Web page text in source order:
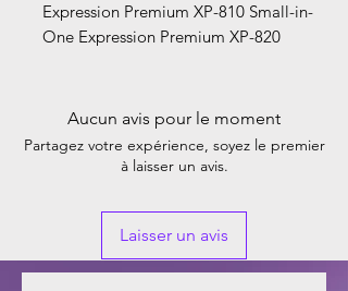
Expression Premium XP-810 Small-in-
One Expression Premium XP-820
Aucun avis pour le moment
Partagez votre expérience, soyez le premier
à laisser un avis.
Laisser un avis